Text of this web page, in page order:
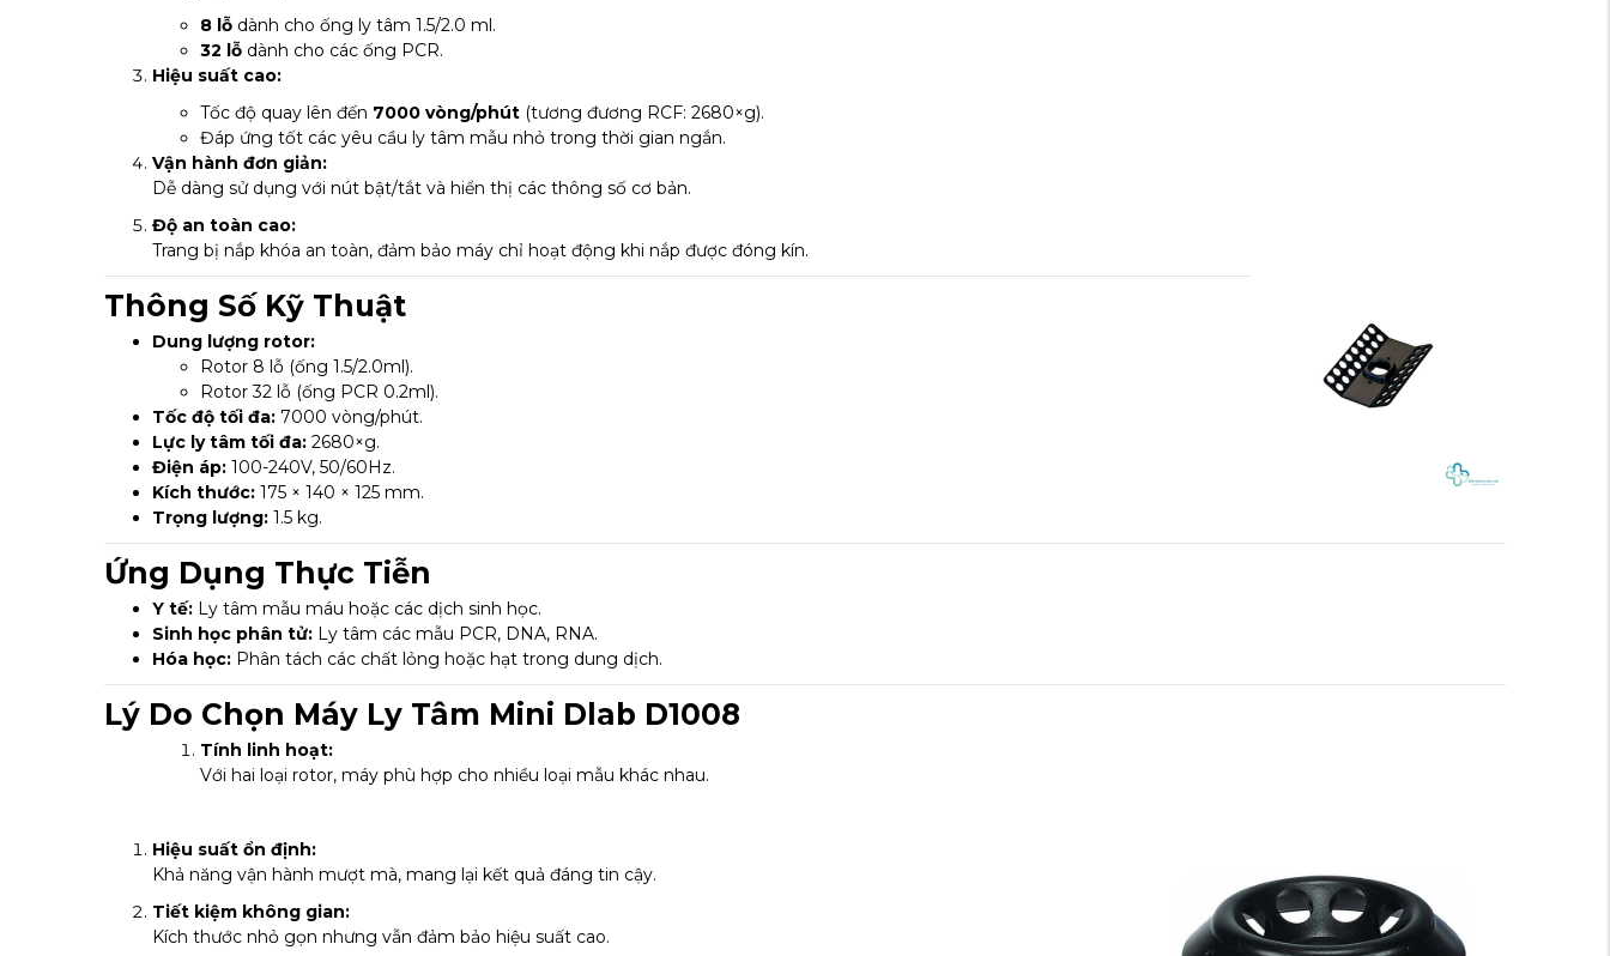
8 lỗ dành cho ống ly tâm 1.5/2.0 ml.
32 lỗ dành cho các ống PCR.
Hiệu suất cao:
Tốc độ quay lên đến 7000 vòng/phút (tương đương RCF: 2680×g).
Đáp ứng tốt các yêu cầu ly tâm mẫu nhỏ trong thời gian ngắn.
Vận hành đơn giản:
Dễ dàng sử dụng với nút bật/tắt và hiển thị các thông số cơ bản.
Độ an toàn cao:
Trang bị nắp khóa an toàn, đảm bảo máy chỉ hoạt động khi nắp được đóng kín.
Thông Số Kỹ Thuật
Dung lượng rotor:
Rotor 8 lỗ (ống 1.5/2.0ml).
Rotor 32 lỗ (ống PCR 0.2ml).
Tốc độ tối đa: 7000 vòng/phút.
Lực ly tâm tối đa: 2680×g.
Điện áp: 100-240V, 50/60Hz.
Kích thước: 175 × 140 × 125 mm.
Trọng lượng: 1.5 kg.
Ứng Dụng Thực Tiễn
Y tế: Ly tâm mẫu máu hoặc các dịch sinh học.
Sinh học phân tử: Ly tâm các mẫu PCR, DNA, RNA.
Hóa học: Phân tách các chất lỏng hoặc hạt trong dung dịch.
Lý Do Chọn Máy Ly Tâm Mini Dlab D1008
Tính linh hoạt:
Với hai loại rotor, máy phù hợp cho nhiều loại mẫu khác nhau.
Hiệu suất ổn định:
Khả năng vận hành mượt mà, mang lại kết quả đáng tin cậy.
Tiết kiệm không gian:
Kích thước nhỏ gọn nhưng vẫn đảm bảo hiệu suất cao.